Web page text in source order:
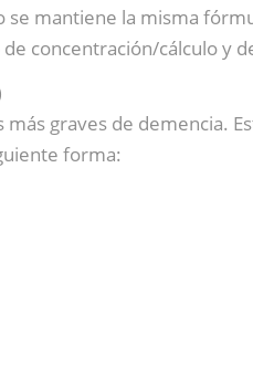
mantiene la misma
concentración/cálculo y
graves de demencia.
forma: